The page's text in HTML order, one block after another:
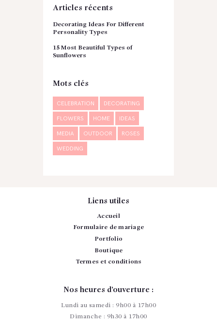
Articles récents
Decorating Ideas For Different
Personality Types
15 Most Beautiful Types of
Sunflowers
Mots clés
CELEBRATION DECORATING
FLOWERS HOME IDEAS
MEDIA OUTDOOR ROSES
WEDDING
Liens utiles
Accueil
Formulaire de mariage
Portfolio
Boutique
Termes et conditions
Nos heures d’ouverture :
Lundi au samedi : 9h00 à 17h00
Dimanche : 9h30 à 17h00